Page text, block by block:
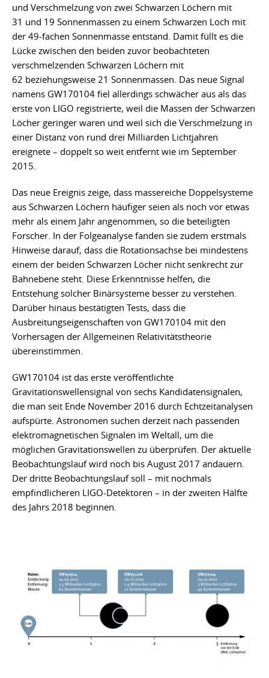
und Verschmelzung von zwei Schwarzen Löchern mit
31 und 19 Sonnenmassen zu einem Schwarzen Loch mit
der 49-fachen Sonnenmasse entstand. Damit füllt es die
Lücke zwischen den beiden zuvor beobachteten
verschmelzenden Schwarzen Löchern mit
62 beziehungsweise 21 Sonnenmassen. Das neue Signal
namens GW170104 fiel allerdings schwächer aus als das
erste von LIGO registrierte, weil die Massen der Schwarzen
Löcher geringer waren und weil sich die Verschmelzung in
einer Distanz von rund drei Milliarden Lichtjahren
ereignete – doppelt so weit entfernt wie im September
2015.
Das neue Ereignis zeige, dass massereiche Doppelsysteme
aus Schwarzen Löchern häufiger seien als noch vor etwas
mehr als einem Jahr angenommen, so die beteiligten
Forscher. In der Folgeanalyse fanden sie zudem erstmals
Hinweise darauf, dass die Rotationsachse bei mindestens
einem der beiden Schwarzen Löcher nicht senkrecht zur
Bahnebene steht. Diese Erkenntnisse helfen, die
Entstehung solcher Binärsysteme besser zu verstehen.
Darüber hinaus bestätigten Tests, dass die
Ausbreitungseigenschaften von GW170104 mit den
Vorhersagen der Allgemeinen Relativitätstheorie
übereinstimmen.
GW170104 ist das erste veröffentlichte
Gravitationswellensignal von sechs Kandidatensignalen,
die man seit Ende November 2016 durch Echtzeitanalysen
aufspürte. Astronomen suchen derzeit nach passenden
elektromagnetischen Signalen im Weltall, um die
möglichen Gravitationswellen zu überprüfen. Der aktuelle
Beobachtungslauf wird noch bis August 2017 andauern.
Der dritte Beobachtungslauf soll – mit nochmals
empfindlicheren LIGO-Detektoren – in der zweiten Hälfte
des Jahrs 2018 beginnen.